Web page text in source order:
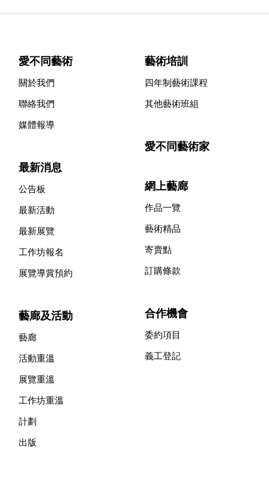
愛不同藝術
關於我們
聯絡我們
媒體報導
最新消息
公告板
最新活動
最新展覽
工作坊報名
展覽導賞預約
藝廊及活動
藝廊
活動重溫
展覽重溫
工作坊重溫
計劃
出版
藝術培訓
四年制藝術課程
其他藝術班組
愛不同藝術家
網上藝廊
作品一覽
藝術精品
寄賣點
訂購條款
合作機會
委約項目
義工登記